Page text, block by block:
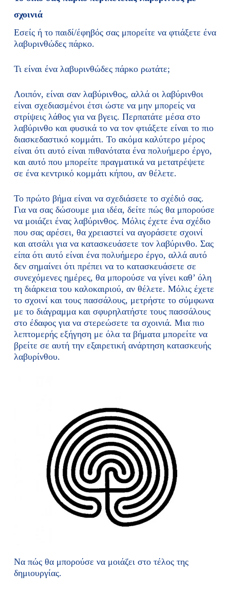
σχοινιά
Εσείς ή το παιδί/έφηβός σας μπορείτε να φτιάξετε ένα
λαβυρινθώδες πάρκο.
Τι είναι ένα λαβυρινθώδες πάρκο ρωτάτε;
Λοιπόν, είναι σαν λαβύρινθος, αλλά οι λαβύρινθοι
είναι σχεδιασμένοι έτσι ώστε να μην μπορείς να
στρίψεις λάθος για να βγεις. Περπατάτε μέσα στο
λαβύρινθο και φυσικά το να τον φτιάξετε είναι το πιο
διασκεδαστικό κομμάτι. Το ακόμα καλύτερο μέρος
είναι ότι αυτό είναι πιθανότατα ένα πολυήμερο έργο,
και αυτό που μπορείτε πραγματικά να μετατρέψετε
σε ένα κεντρικό κομμάτι κήπου, αν θέλετε.
Το πρώτο βήμα είναι να σχεδιάσετε το σχέδιό σας.
Για να σας δώσουμε μια ιδέα, δείτε πώς θα μπορούσε
να μοιάζει ένας λαβύρινθος. Μόλις έχετε ένα σχέδιο
που σας αρέσει, θα χρειαστεί να αγοράσετε σχοινί
και ατσάλι για να κατασκευάσετε τον λαβύρινθο. Σας
είπα ότι αυτό είναι ένα πολυήμερο έργο, αλλά αυτό
δεν σημαίνει ότι πρέπει να το κατασκευάσετε σε
συνεχόμενες ημέρες, θα μπορούσε να γίνει καθ’ όλη
τη διάρκεια του καλοκαιριού, αν θέλετε. Μόλις έχετε
το σχοινί και τους πασσάλους, μετρήστε το σύμφωνα
με το διάγραμμα και σφυρηλατήστε τους πασσάλους
στο έδαφος για να στερεώσετε τα σχοινιά. Μια πιο
λεπτομερής εξήγηση με όλα τα βήματα μπορείτε να
βρείτε σε αυτή την εξαιρετική ανάρτηση κατασκευής
λαβυρίνθου.
Να πώς θα μπορούσε να μοιάζει στο τέλος της
δημιουργίας.